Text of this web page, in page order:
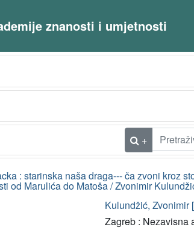
znanosti i umjetnosti
+
: starinska naša draga--- ča zvoni kroz
od Marulića do Matoša / Zvonimir
Kulundžić, Zvonimir
Zagreb : Nezavisna